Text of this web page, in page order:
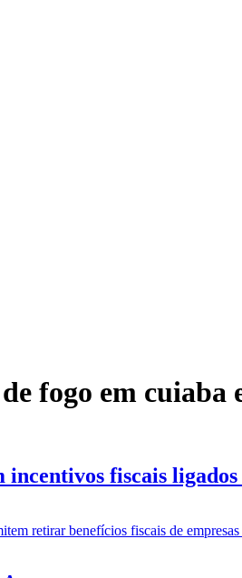
fogo em cuiaba
incentivos fiscais
retirar benefícios fiscais de